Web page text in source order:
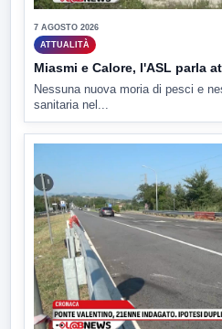
7 AGOSTO 2026
ATTUALITÀ
Miasmi e Calore, l'ASL parla
Nessuna nuova moria di pesci e
sanitaria nel...